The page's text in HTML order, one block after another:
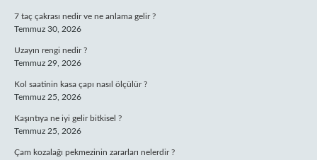
7 taç çakrası nedir ve ne anlama gelir ?
Temmuz 30, 2026
Uzayın rengi nedir ?
Temmuz 29, 2026
Kol saatinin kasa çapı nasıl ölçülür ?
Temmuz 25, 2026
Kaşıntıya ne iyi gelir bitkisel ?
Temmuz 25, 2026
Çam kozalağı pekmezinin zararları nelerdir ?